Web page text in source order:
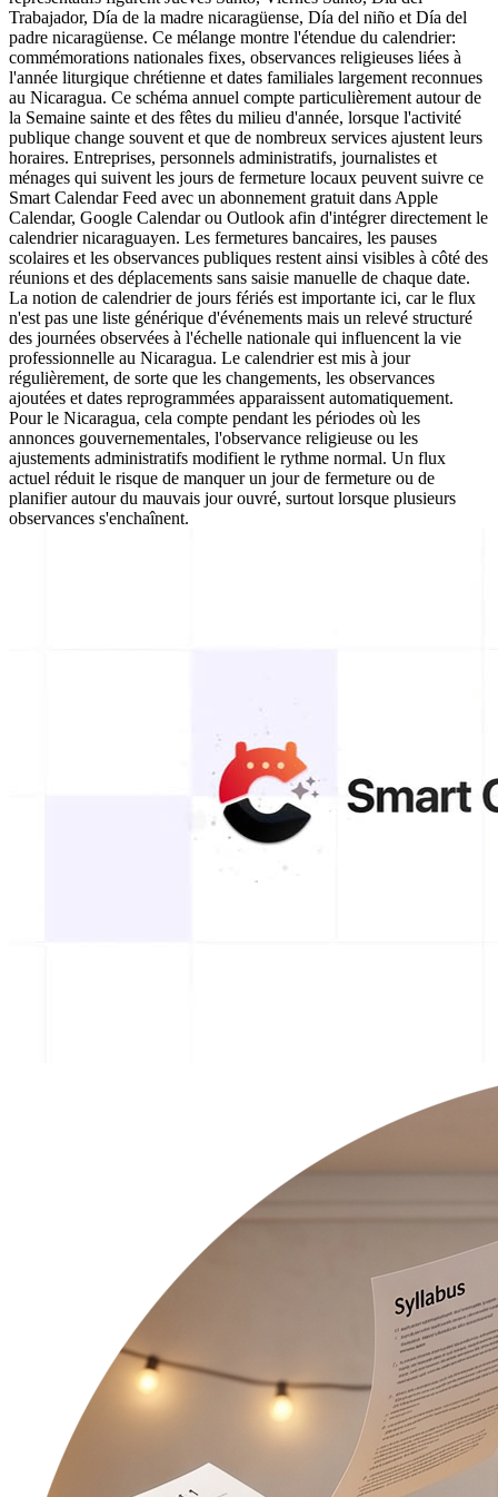
Trabajador, Día de la madre nicaragüense, Día del niño et Día del
padre nicaragüense. Ce mélange montre l'étendue du calendrier:
commémorations nationales fixes, observances religieuses liées à
l'année liturgique chrétienne et dates familiales largement reconnues
au Nicaragua. Ce schéma annuel compte particulièrement autour de
la Semaine sainte et des fêtes du milieu d'année, lorsque l'activité
publique change souvent et que de nombreux services ajustent leurs
horaires. Entreprises, personnels administratifs, journalistes et
ménages qui suivent les jours de fermeture locaux peuvent suivre ce
Smart Calendar Feed avec un abonnement gratuit dans Apple
Calendar, Google Calendar ou Outlook afin d'intégrer directement le
calendrier nicaraguayen. Les fermetures bancaires, les pauses
scolaires et les observances publiques restent ainsi visibles à côté des
réunions et des déplacements sans saisie manuelle de chaque date.
La notion de calendrier de jours fériés est importante ici, car le flux
n'est pas une liste générique d'événements mais un relevé structuré
des journées observées à l'échelle nationale qui influencent la vie
professionnelle au Nicaragua. Le calendrier est mis à jour
régulièrement, de sorte que les changements, les observances
ajoutées et dates reprogrammées apparaissent automatiquement.
Pour le Nicaragua, cela compte pendant les périodes où les
annonces gouvernementales, l'observance religieuse ou les
ajustements administratifs modifient le rythme normal. Un flux
actuel réduit le risque de manquer un jour de fermeture ou de
planifier autour du mauvais jour ouvré, surtout lorsque plusieurs
observances s'enchaînent.